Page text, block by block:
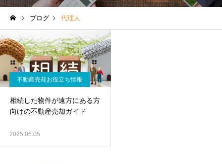
ブログ 代理人
不動産売却お役立ち情報
相続した物件が遠方にある方
向けの不動産売却ガイド
2025.06.05